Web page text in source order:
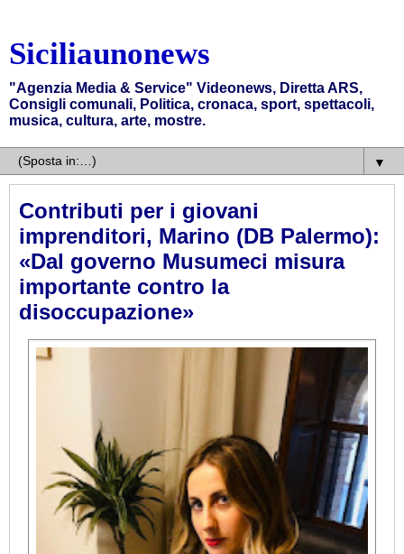
Siciliaunonews
"Agenzia Media & Service" Videonews, Diretta ARS,
Consigli comunali, Politica, cronaca, sport, spettacoli,
musica, cultura, arte, mostre.
▼
Contributi per i giovani
imprenditori, Marino (DB Palermo):
«Dal governo Musumeci misura
importante contro la
disoccupazione»